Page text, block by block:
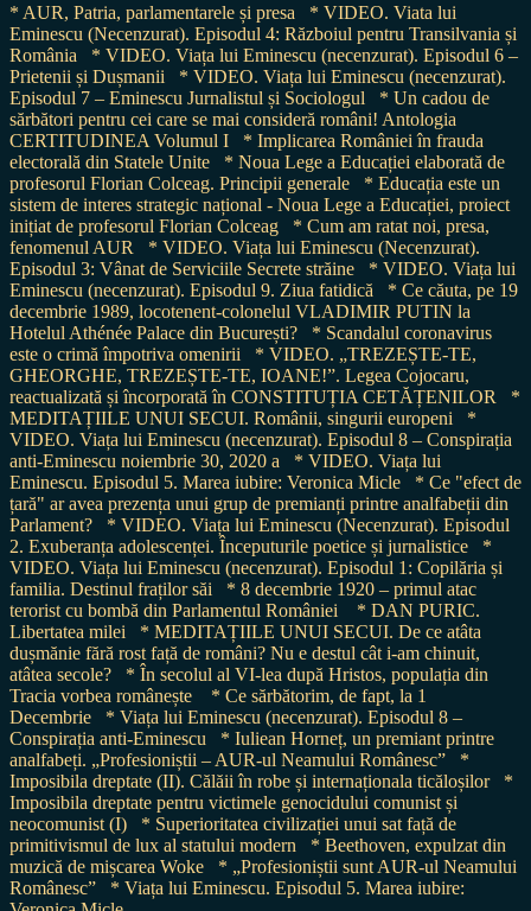
* AUR, Patria, parlamentarele și presa
* VIDEO. Viata lui
Eminescu (Necenzurat). Episodul 4: Războiul pentru Transilvania și
România
* VIDEO. Viața lui Eminescu (necenzurat). Episodul 6 –
Prietenii și Dușmanii
* VIDEO. Viața lui Eminescu (necenzurat).
Episodul 7 – Eminescu Jurnalistul și Sociologul
* Un cadou de
sărbători pentru cei care se mai consideră români! Antologia
CERTITUDINEA Volumul I
* Implicarea României în frauda
electorală din Statele Unite
* Noua Lege a Educației elaborată de
profesorul Florian Colceag. Principii generale
* Educația este un
sistem de interes strategic național - Noua Lege a Educației, proiect
inițiat de profesorul Florian Colceag
* Cum am ratat noi, presa,
fenomenul AUR
* VIDEO. Viața lui Eminescu (Necenzurat).
Episodul 3: Vânat de Serviciile Secrete străine
* VIDEO. Viața lui
Eminescu (necenzurat). Episodul 9. Ziua fatidică
* Ce căuta, pe 19
decembrie 1989, locotenent-colonelul VLADIMIR PUTIN la
Hotelul Athénée Palace din București?
* Scandalul coronavirus
este o crimă împotriva omenirii
* VIDEO. „TREZEȘTE-TE,
GHEORGHE, TREZEȘTE-TE, IOANE!”. Legea Cojocaru,
reactualizată și încorporată în CONSTITUȚIA CETĂȚENILOR
*
MEDITAȚIILE UNUI SECUI. Românii, singurii europeni
*
VIDEO. Viața lui Eminescu (necenzurat). Episodul 8 – Conspirația
anti-Eminescu noiembrie 30, 2020 a
* VIDEO. Viața lui
Eminescu. Episodul 5. Marea iubire: Veronica Micle
* Ce "efect de
țară" ar avea prezența unui grup de premianți printre analfabeții din
Parlament?
* VIDEO. Viața lui Eminescu (Necenzurat). Episodul
2. Exuberanța adolescenței. Începuturile poetice și jurnalistice
*
VIDEO. Viața lui Eminescu (necenzurat). Episodul 1: Copilăria și
familia. Destinul fraților săi
* 8 decembrie 1920 – primul atac
terorist cu bombă din Parlamentul României
* DAN PURIC.
Libertatea milei
* MEDITAȚIILE UNUI SECUI. De ce atâta
dușmănie fără rost față de români? Nu e destul cât i-am chinuit,
atâtea secole?
* În secolul al VI-lea după Hristos, populația din
Tracia vorbea românește
* Ce sărbătorim, de fapt, la 1
Decembrie
* Viața lui Eminescu (necenzurat). Episodul 8 –
Conspirația anti-Eminescu
* Iuliean Horneț, un premiant printre
analfabeți. „Profesioniștii – AUR-ul Neamului Românesc”
*
Imposibila dreptate (II). Călăii în robe și internaționala ticăloșilor
*
Imposibila dreptate pentru victimele genocidului comunist și
neocomunist (I)
* Superioritatea civilizației unui sat față de
primitivismul de lux al statului modern
* Beethoven, expulzat din
muzică de mișcarea Woke
* „Profesioniștii sunt AUR-ul Neamului
Românesc”
* Viața lui Eminescu. Episodul 5. Marea iubire: